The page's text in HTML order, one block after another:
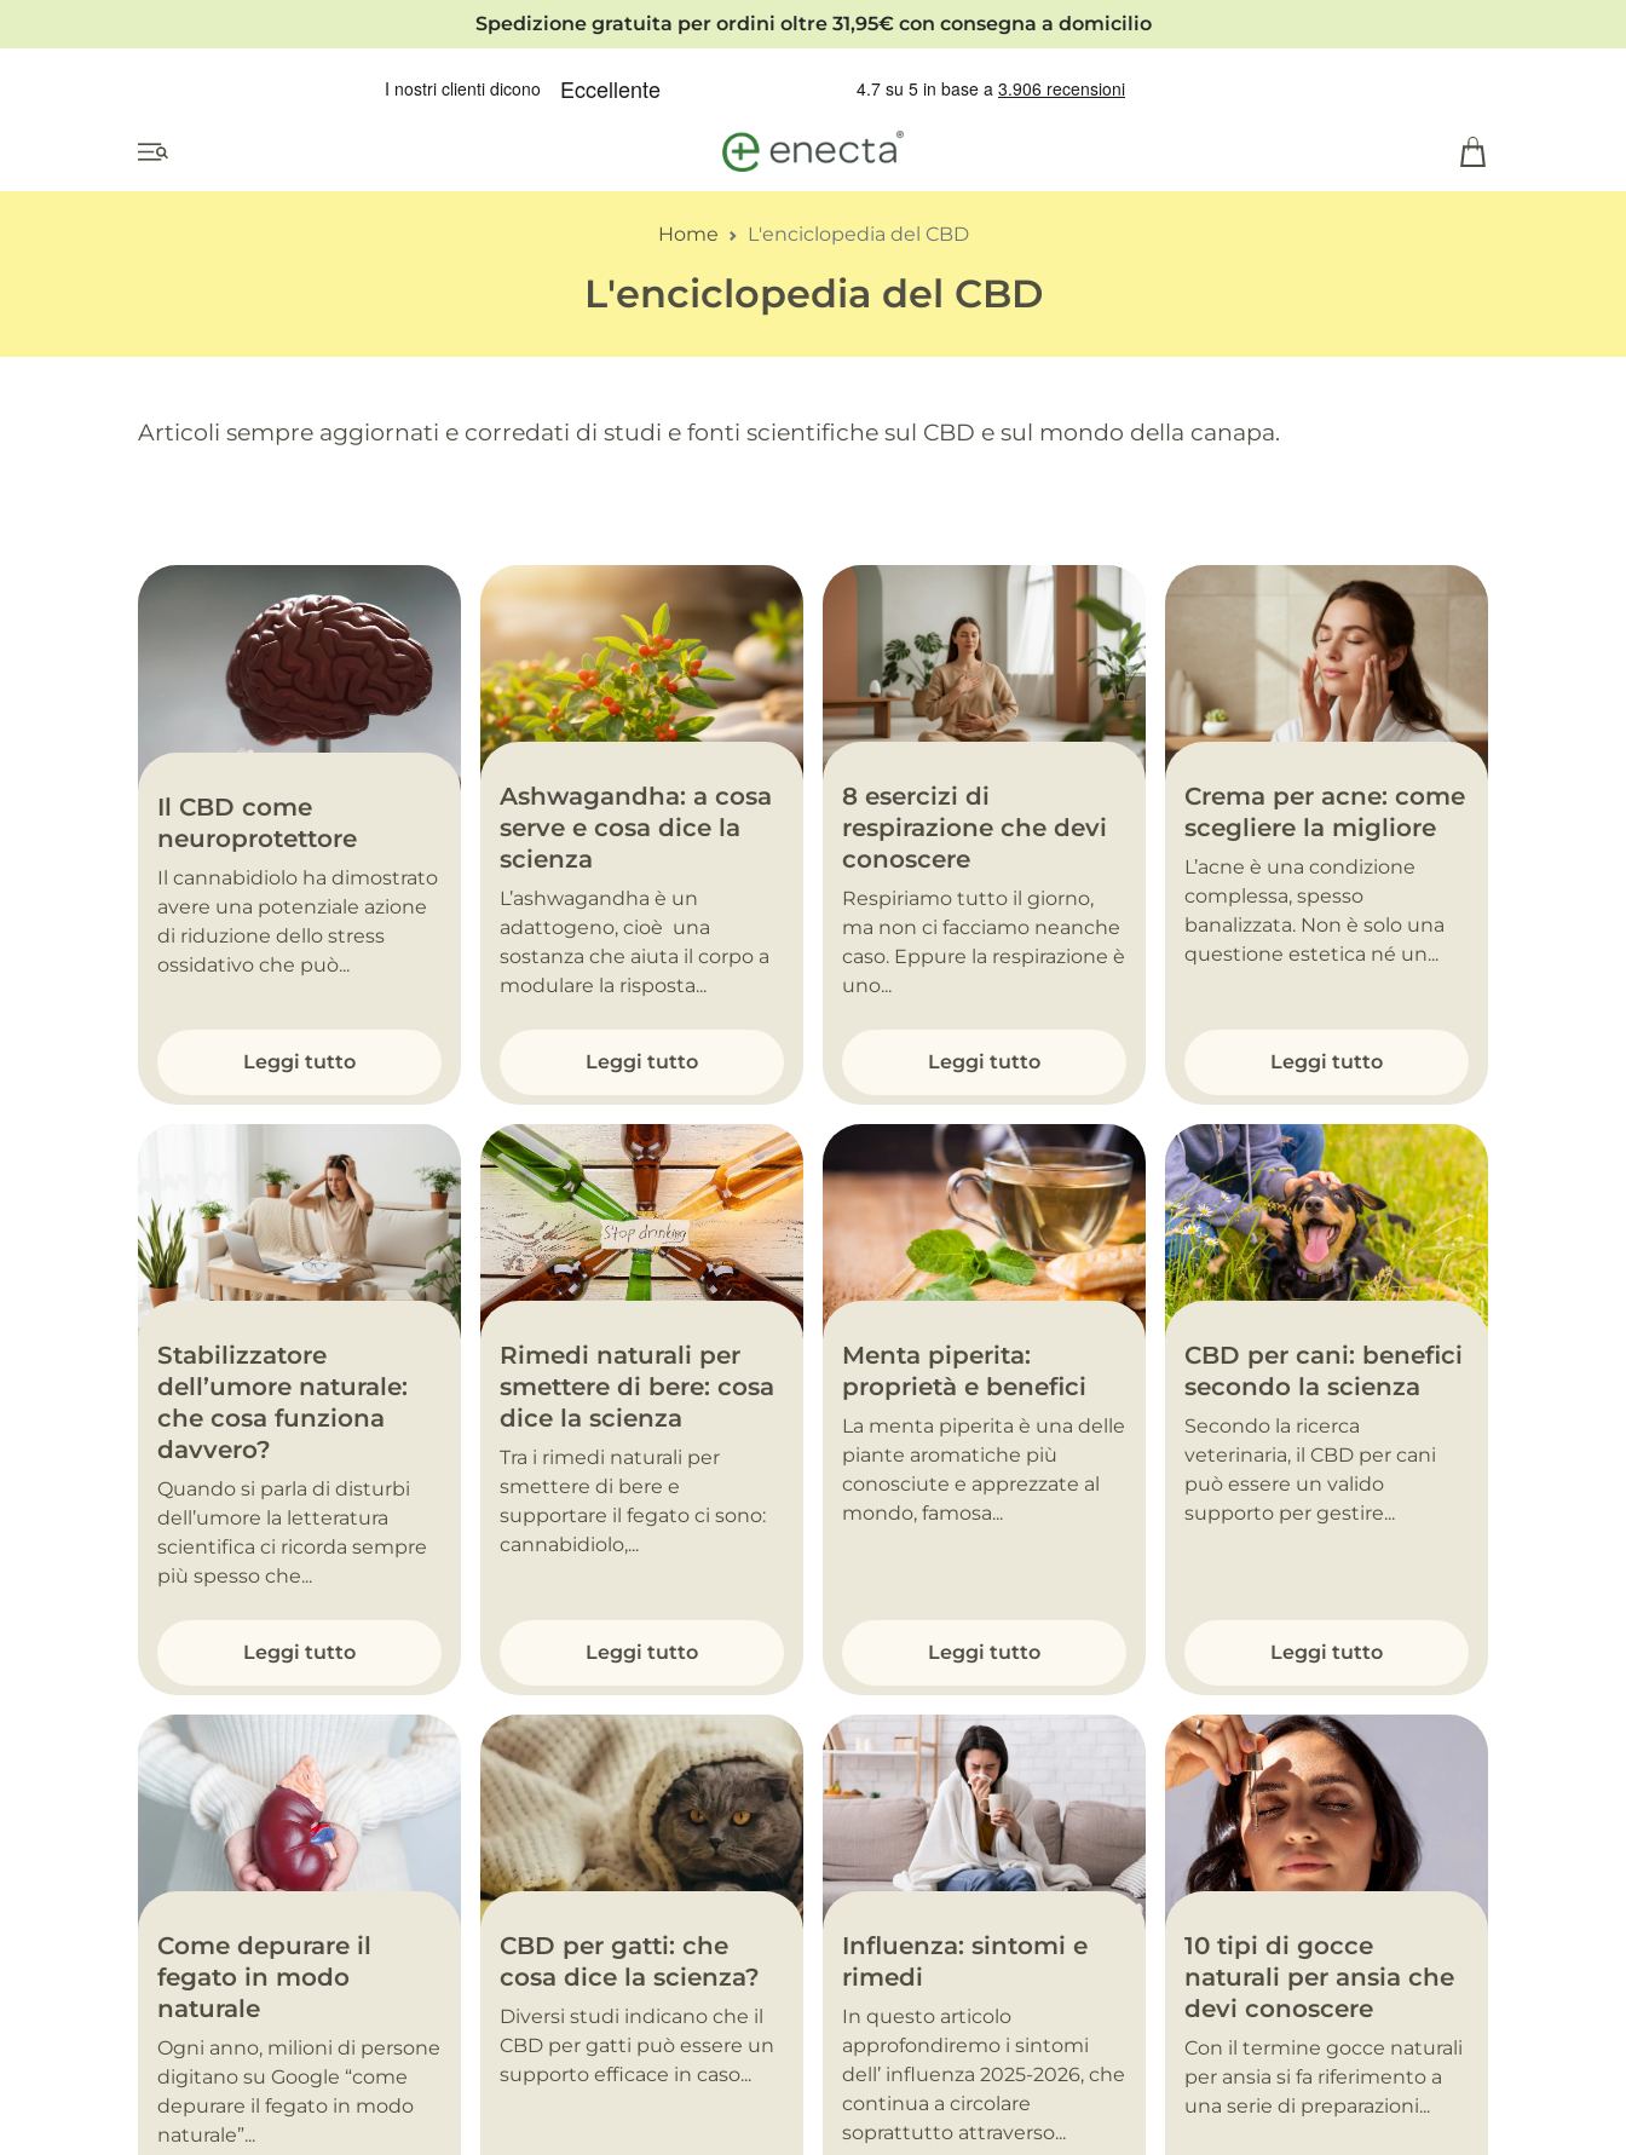
Spedizione gratuita per ordini oltre 31,95€ con consegna a domicilio
Home L'enciclopedia del CBD
L'enciclopedia del CBD
Articoli sempre aggiornati e corredati di studi e fonti scientifiche sul CBD e sul mondo della canapa.
Il CBD come
neuroprotettore
Il cannabidiolo ha dimostrato
avere una potenziale azione
di riduzione dello stress
ossidativo che può...
Leggi tutto
Ashwagandha: a cosa
serve e cosa dice la
scienza
L’ashwagandha è un
adattogeno, cioè una
sostanza che aiuta il corpo a
modulare la risposta...
Leggi tutto
8 esercizi di
respirazione che devi
conoscere
Respiriamo tutto il giorno,
ma non ci facciamo neanche
caso. Eppure la respirazione è
uno...
Leggi tutto
Crema per acne: come
scegliere la migliore
L’acne è una condizione
complessa, spesso
banalizzata. Non è solo una
questione estetica né un...
Leggi tutto
Stabilizzatore
dell’umore naturale:
che cosa funziona
davvero?
Quando si parla di disturbi
dell’umore la letteratura
scientifica ci ricorda sempre
più spesso che...
Leggi tutto
Rimedi naturali per
smettere di bere: cosa
dice la scienza
Tra i rimedi naturali per
smettere di bere e
supportare il fegato ci sono:
cannabidiolo,...
Leggi tutto
Menta piperita:
proprietà e benefici
La menta piperita è una delle
piante aromatiche più
conosciute e apprezzate al
mondo, famosa...
Leggi tutto
CBD per cani: benefici
secondo la scienza
Secondo la ricerca
veterinaria, il CBD per cani
può essere un valido
supporto per gestire...
Leggi tutto
Come depurare il
fegato in modo
naturale
Ogni anno, milioni di persone
digitano su Google “come
depurare il fegato in modo
naturale”...
CBD per gatti: che
cosa dice la scienza?
Diversi studi indicano che il
CBD per gatti può essere un
supporto efficace in caso...
Influenza: sintomi e
rimedi
In questo articolo
approfondiremo i sintomi
dell’ influenza 2025-2026, che
continua a circolare
soprattutto attraverso...
10 tipi di gocce
naturali per ansia che
devi conoscere
Con il termine gocce naturali
per ansia si fa riferimento a
una serie di preparazioni...